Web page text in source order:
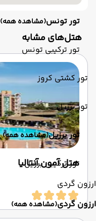
تور تونس(مشاهده همه)
تور ترکیبی تونس
تور کشتی کروز
تور برزیل
تور برزیل(مشاهده همه)
تور ترکیبی برزیل
ارزون گردی
ارزون گردی(مشاهده همه)
‌هتل‌های مشابه
هتل آمون آنتالیا